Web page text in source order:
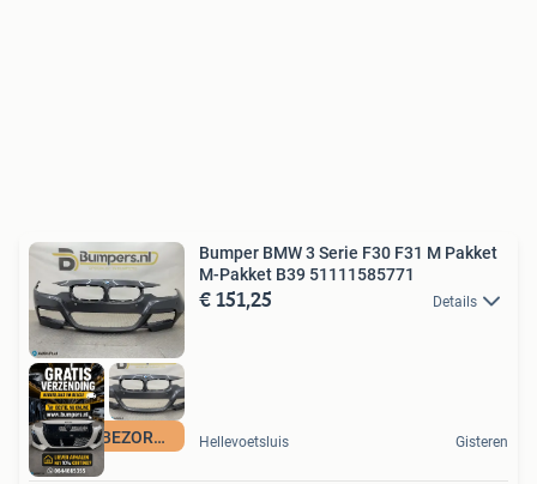
GRATIS BEZORGING
Bumper BMW 3 Serie F30 F31 M Pakket
M-Pakket B39 51111585771
€ 151,25 Details
Hellevoetsluis Gisteren